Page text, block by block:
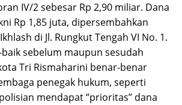
IV/2 sebesar Rp 2,90 miliar. Dana
Rp 1,85 juta, dipersembahkan
di Jl. Rungkut Tengah VI No. 1.
baik sebelum maupun sesudah
Tri Rismaharini benar-benar
penegak hukum, seperti
mendapat ‘’prioritas’’ dana